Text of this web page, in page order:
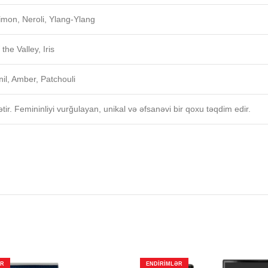
Neroli, Ylang-Ylang
the Valley, Iris
Amber, Patchouli
Femininliyi vurğulayan, unikal və əfsanəvi bir qoxu təqdim edir.
ENDIRIMLƏR